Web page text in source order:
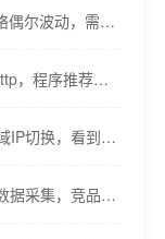
偶尔波动，需重
，程序推荐
IP切换，看到真
据采集，竞品分